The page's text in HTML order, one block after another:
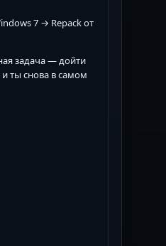
7 → Repack от
задача — дойти
ты снова в самом